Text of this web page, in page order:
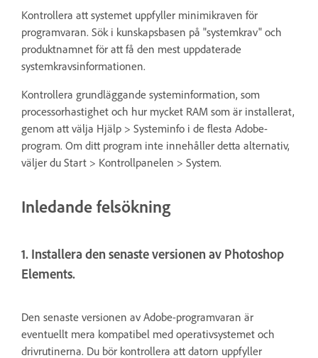
Kontrollera att systemet uppfyller minimikraven för
programvaran. Sök i kunskapsbasen på "systemkrav" och
produktnamnet för att få den mest uppdaterade
systemkravsinformationen.
Kontrollera grundläggande systeminformation, som
processorhastighet och hur mycket RAM som är installerat,
genom att välja Hjälp > Systeminfo i de flesta Adobe-
program. Om ditt program inte innehåller detta alternativ,
väljer du Start > Kontrollpanelen > System.
Inledande felsökning
1. Installera den senaste versionen av Photoshop
Elements.
Den senaste versionen av Adobe-programvaran är
eventuellt mera kompatibel med operativsystemet och
drivrutinerna. Du bör kontrollera att datorn uppfyller